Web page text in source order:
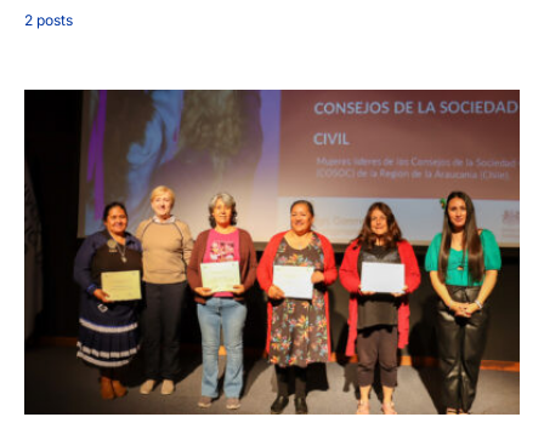
2 posts